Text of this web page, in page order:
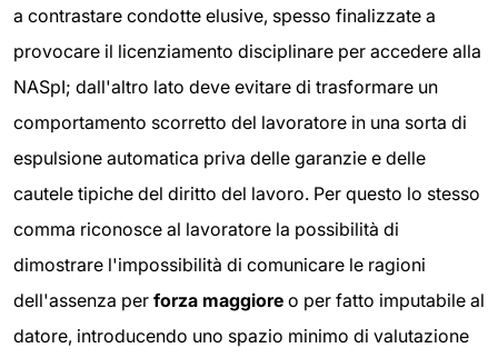
a contrastare condotte elusive, spesso finalizzate a
provocare il licenziamento disciplinare per accedere alla
NASpI; dall'altro lato deve evitare di trasformare un
comportamento scorretto del lavoratore in una sorta di
espulsione automatica priva delle garanzie e delle
cautele tipiche del diritto del lavoro. Per questo lo stesso
comma riconosce al lavoratore la possibilità di
dimostrare l'impossibilità di comunicare le ragioni
dell'assenza per forza maggiore o per fatto imputabile al
datore, introducendo uno spazio minimo di valutazione